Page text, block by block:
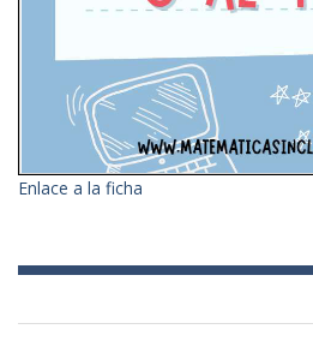
Enlace a la ficha